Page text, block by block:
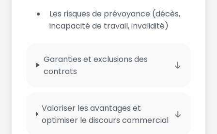
Les risques de prévoyance (décès,
incapacité de travail, invalidité)
Garanties et exclusions des
contrats
Valoriser les avantages et
optimiser le discours commercial